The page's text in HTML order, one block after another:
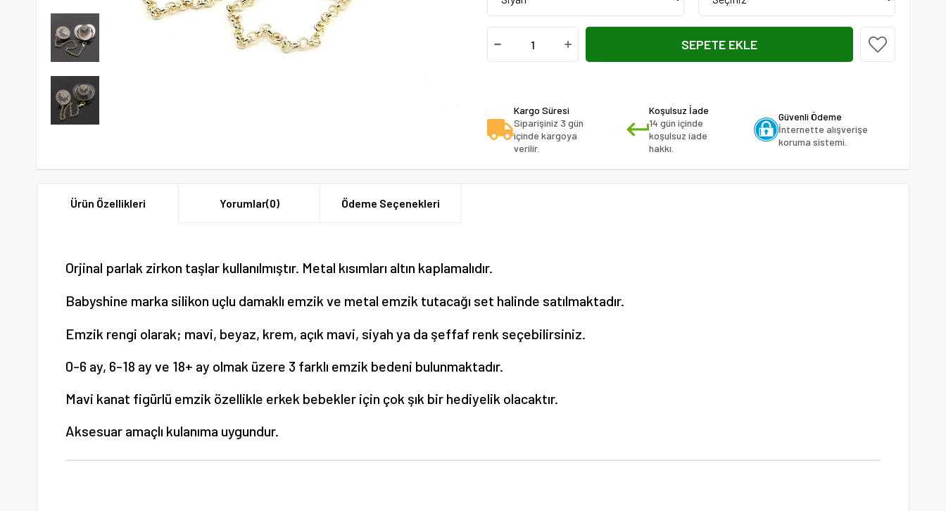
Kargo Süresi
Siparişiniz 3 gün
içinde kargoya
verilir.
Koşulsuz İade
14 gün içinde
koşulsuz iade
hakkı.
Güvenli Ödeme
İnternette alışverişe
koruma sistemi.
Ürün Özellikleri Yorumlar(0) Ödeme Seçenekleri
Orjinal parlak zirkon taşlar kullanılmıştır. Metal kısımları altın kaplamalıdır.
Babyshine marka silikon uçlu damaklı emzik ve metal emzik tutacağı set halinde satılmaktadır.
Emzik rengi olarak; mavi, beyaz, krem, açık mavi, siyah ya da şeffaf renk seçebilirsiniz.
0-6 ay, 6-18 ay ve 18+ ay olmak üzere 3 farklı emzik bedeni bulunmaktadır.
Mavi kanat figürlü emzik özellikle erkek bebekler için çok şık bir hediyelik olacaktır.
Aksesuar amaçlı kulanıma uygundur.